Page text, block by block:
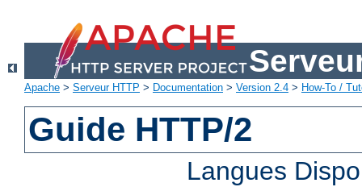
Apache > Serveur HTTP > Documentation > Version 2.4 > How-To /
Guide HTTP/2
Langues